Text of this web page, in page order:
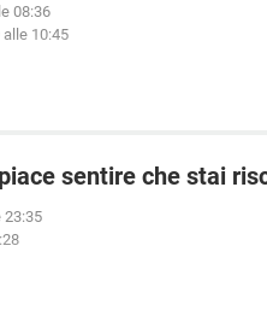
08:36
alle 10:45
sentire che stai
23:35